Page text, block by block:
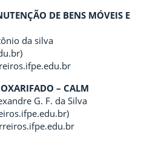
DE BENS MÓVEIS E
da silva
– CALM
G. F. da Silva